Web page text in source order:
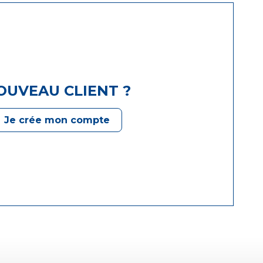
CLIENT ?
Je crée mon compte